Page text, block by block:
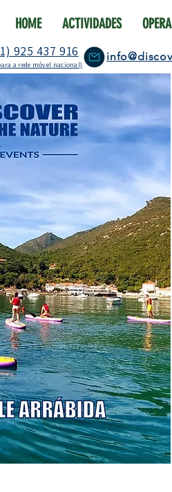
HOME ACTIVIDADES
925 437 916
a rede móvel nacional)